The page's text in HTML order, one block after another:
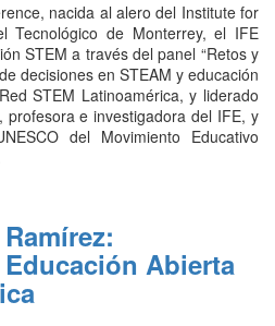
nacida al alero del Institute for
Tecnológico de Monterrey, el IFE
STEM a través del panel “Retos y
decisiones en STEAM y educación
STEM Latinoamérica, y liderado
e investigadora del IFE, y
del Movimiento Educativo
Abierta